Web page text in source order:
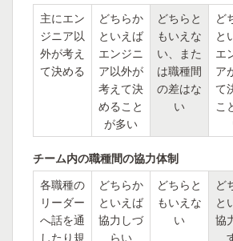
主にエン
ジニア以
外が考え
て決める
どちらか
といえば
エンジニ
ア以外が
考えて決
めること
が多い
どちらと
もいえな
い、また
は職種間
の差はな
い
ど
と
エ
ア
て
こ
チーム内の職種間の協力体制
各職種の
リーダー
へ話を通
したり規
どちらか
といえば
協力しづ
らい
どちらと
もいえな
い
ど
と
協